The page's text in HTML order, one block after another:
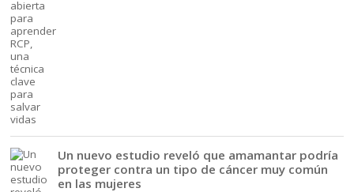
Un nuevo estudio reveló que amamantar podría
proteger contra un tipo de cáncer muy común
en las mujeres